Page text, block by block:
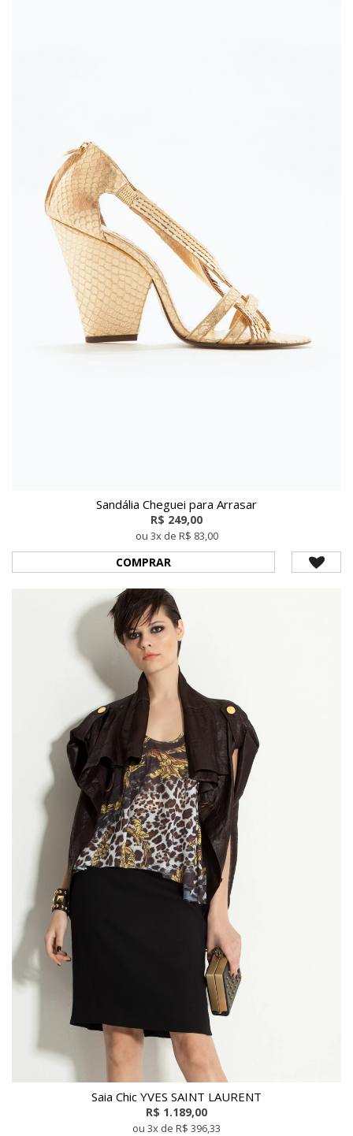
Sandália Cheguei para Arrasar
R$ 249,00
ou 3x de R$ 83,00
COMPRAR
Saia Chic YVES SAINT LAURENT
R$ 1.189,00
ou 3x de R$ 396,33